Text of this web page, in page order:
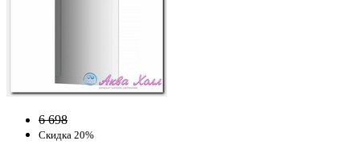
6 698
Скидка 20%